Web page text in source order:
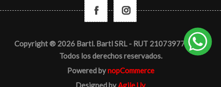
Copyright ® 2026 Bartl. Bartl SRL - RUT 210739770012 -
Todos los derechos reservados.
Powered bynopCommerce
Designed byAgile.Uy